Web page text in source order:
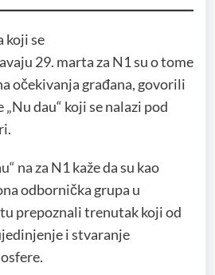
koji se
29. marta za N1 su o tome
očekivanja građana, govorili
dau“ koji se nalazi pod
na za N1 kaže da su kao
odbornička grupa u
prepoznali trenutak koji od
i stvaranje